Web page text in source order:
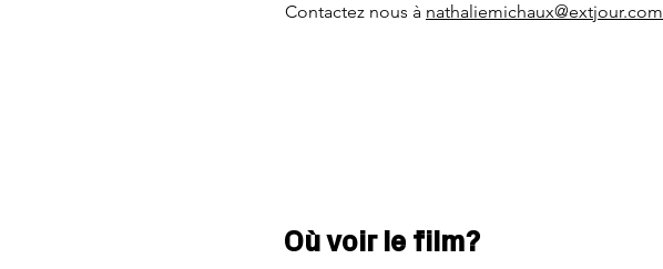
Contactez nous à nathaliemichaux@extjour.com
Où voir le film?